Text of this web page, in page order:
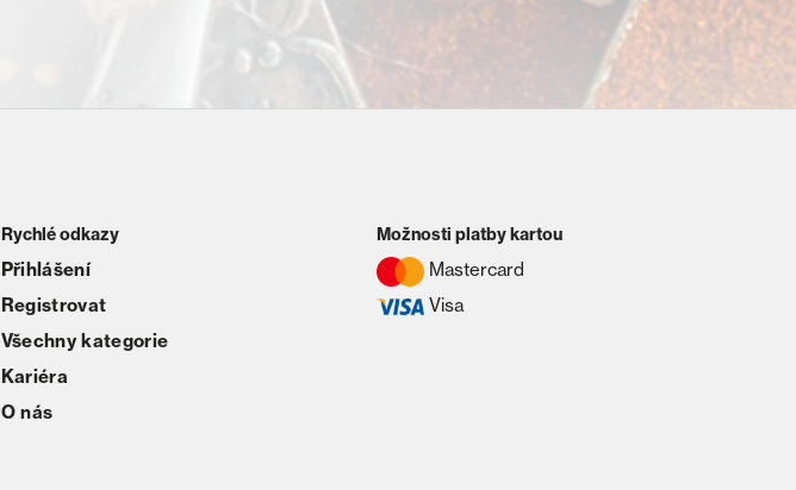
Rychlé odkazy
Přihlášení
Registrovat
Všechny kategorie
Kariéra
O nás
Možnosti platby kartou
Mastercard
Visa